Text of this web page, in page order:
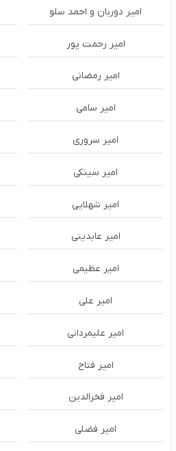
امیر دوربان و احمد سلو
امیر رحمت پور
امیر رمضانی
امیر سامی
امیر سروری
امیر سینکی
امیر شهلایی
امیر عابدینی
امیر عظیمی
امیر علی
امیر علیمردانی
امیر فتاح
امیر فخرالدین
امیر فضلی